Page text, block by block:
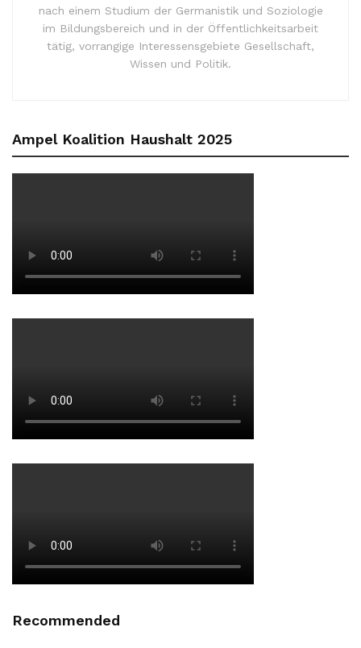
nach einem Studium der Germanistik und Soziologie
im Bildungsbereich und in der Öffentlichkeitsarbeit
tätig, vorrangige Interessensgebiete Gesellschaft,
Wissen und Politik.
Ampel Koalition Haushalt 2025
Recommended